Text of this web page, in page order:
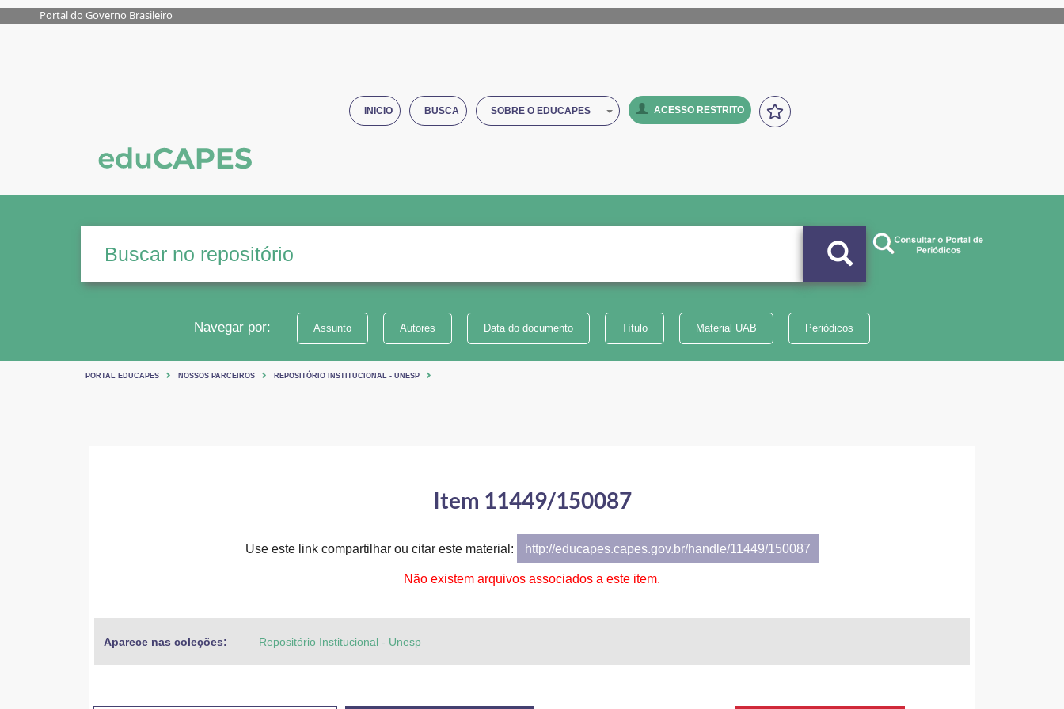
Portal do Governo Brasileiro
INICIO BUSCA SOBRE O EDUCAPES ACESSO RESTRITO
Navegar por: Assunto Autores Data do documento Título Material UAB Periódicos
PORTAL EDUCAPES NOSSOS PARCEIROS REPOSITÓRIO INSTITUCIONAL - UNESP
Item 11449/150087
Use este link compartilhar ou citar este material: http://educapes.capes.gov.br/handle/11449/150087
Não existem arquivos associados a este item.
Aparece nas coleções: Repositório Institucional - Unesp